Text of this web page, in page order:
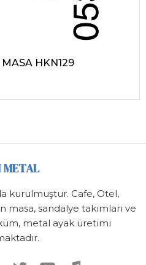
HKN129
METAL
kurulmuştur. Cafe, Otel,
sandalye takımları ve
metal ayak üretimi